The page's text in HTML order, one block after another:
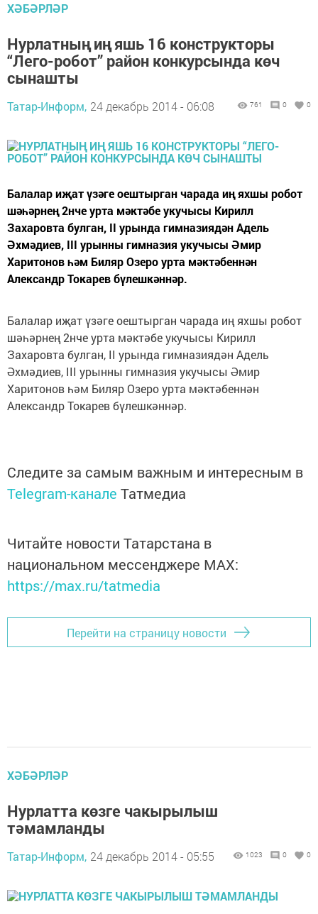
ХӘБӘРЛӘР
Нурлатның иң яшь 16 конструкторы
“Лего-робот” район конкурсында көч
сынашты
Татар-Информ, 24 декабрь 2014 - 06:08 761 0 0
Балалар иҗат үзәге оештырган чарада иң яхшы робот
шәһәрнең 2нче урта мәктәбе укучысы Кирилл
Захаровта булган, II урында гимназиядән Адель
Әхмәдиев, III урынны гимназия укучысы Әмир
Харитонов һәм Биляр Озеро урта мәктәбеннән
Александр Токарев бүлешкәннәр.
Балалар иҗат үзәге оештырган чарада иң яхшы робот
шәһәрнең 2нче урта мәктәбе укучысы Кирилл
Захаровта булган, II урында гимназиядән Адель
Әхмәдиев, III урынны гимназия укучысы Әмир
Харитонов һәм Биляр Озеро урта мәктәбеннән
Александр Токарев бүлешкәннәр.
Следите за самым важным и интересным в
Telegram-канале Татмедиа
Читайте новости Татарстана в
национальном мессенджере MАХ:
https://max.ru/tatmedia
Перейти на страницу новости
ХӘБӘРЛӘР
Нурлатта көзге чакырылыш
тәмамланды
Татар-Информ, 24 декабрь 2014 - 05:55 1023 0 0